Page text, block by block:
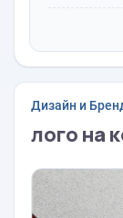
Дизайн и
лого на